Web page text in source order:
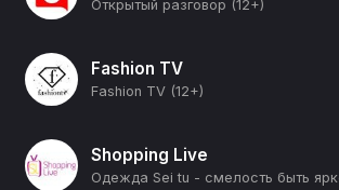
Открытый разговор (12+)
Fashion TV
Fashion TV (12+)
Shopping Live
Одежда Sei tu - смелость быть